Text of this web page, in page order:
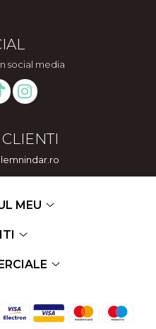
social media
MEU